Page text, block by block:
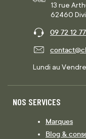
13 rue
62460
09 72 12
Lundi au
NOS SERVICES
Marques
Blog &